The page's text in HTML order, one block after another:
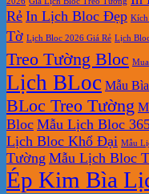
Rẻ In Lịch Bloc Đẹp
Tờ Lịch Bloc 2026 Giá Rẻ Lịch
Treo Tường Bloc
Lịch BLoc Mẫu
BLoc Treo Tường
Bloc Mẫu Lịch Bloc
Lịch Bloc Khổ Đại Mẫu
Tường Mẫu Lịch Bloc
Ép Kim Bìa